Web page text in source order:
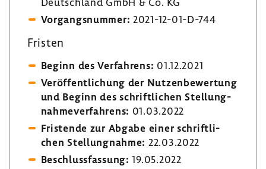
Vorgangs­nummer: 2021-​12-01-D-744
Fristen
Beginn des Verfah­rens: 01.12.2021
Veröf­fent­li­chung der Nutzen­be­wer­tung
und Beginn des schrift­li­chen Stel­lung­
nah­me­ver­fah­rens: 01.03.2022
Fris­tende zur Abgabe einer schrift­li­
chen Stel­lung­nahme: 22.03.2022
Beschluss­fas­sung: 19.05.2022